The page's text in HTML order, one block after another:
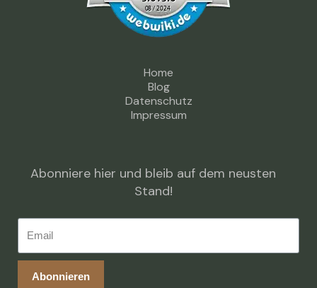
Home
Blog
Datenschutz
Impressum
Abonniere hier und bleib auf dem neusten
Stand!
Abonnieren